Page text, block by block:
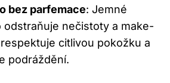
bez parfemace: Jemné
odstraňuje nečistoty a make-
citlivou pokožku a
podráždění.